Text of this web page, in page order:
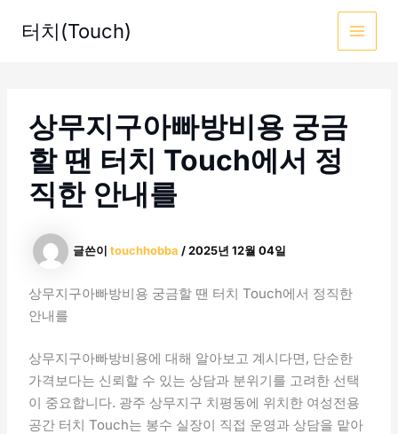
터치(Touch)
상무지구아빠방비용 궁금
할 땐 터치 Touch에서 정
직한 안내를
글쓴이touchhobba /2025년 12월 04일
상무지구아빠방비용 궁금할 땐 터치 Touch에서 정직한
안내를
상무지구아빠방비용에 대해 알아보고 계시다면, 단순한
가격보다는 신뢰할 수 있는 상담과 분위기를 고려한 선택
이 중요합니다. 광주 상무지구 치평동에 위치한 여성전용
공간 터치 Touch는 봉수 실장이 직접 운영과 상담을 맡아